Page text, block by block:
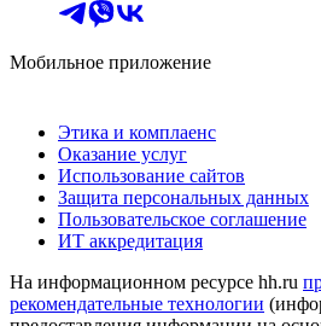
Мобильное приложение
Этика и комплаенс
Оказание услуг
Использование сайтов
Защита персональных данных
Пользовательское соглашение
ИТ аккредитация
На информационном ресурсе hh.ru
рекомендательные технологии